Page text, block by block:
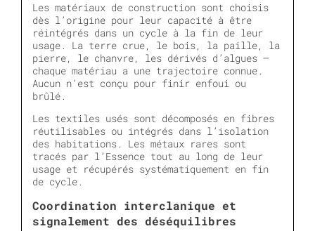
Les matériaux de construction sont choisis
dès l’origine pour leur capacité à être
réintégrés dans un cycle à la fin de leur
usage. La terre crue, le bois, la paille, la
pierre, le chanvre, les dérivés d’algues —
chaque matériau a une trajectoire connue.
Aucun n’est conçu pour finir enfoui ou
brûlé.
Les textiles usés sont décomposés en fibres
réutilisables ou intégrés dans l’isolation
des habitations. Les métaux rares sont
tracés par l’Essence tout au long de leur
usage et récupérés systématiquement en fin
de cycle.
Coordination interclanique et
signalement des déséquilibres